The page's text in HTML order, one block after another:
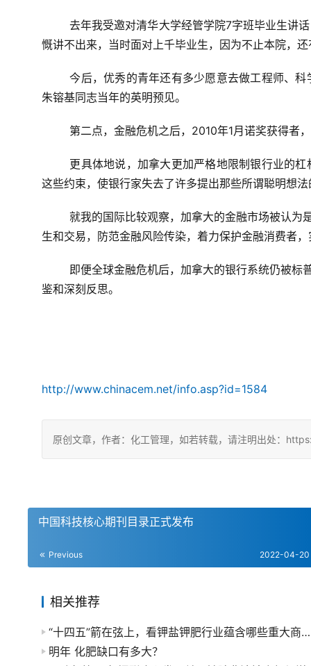
去年我受邀对清华大学经管学院7字班毕业生讲
慨讲不出来，当时面对上千毕业生，因为不止本院，
今后，优秀的青年还有多少愿意去做工程师、
朱镕基同志当年的英明预见。
第二点，金融危机之后，2010年1月诺奖获得者
更具体地说，加拿大更加严格地限制银行业的
这些约束，使银行家失去了许多提出那些所谓聪明想
就我的国际比较观察，加拿大的金融市场被认为
生和交易，防范金融风险传染，着力保护金融消费者
即便全球金融危机后，加拿大的银行系统仍被
鉴和深刻反思。
http://www.chinacem.net/info.asp?id=1584
原创文章，作者：化工管理，如若转载，请注明出处：
中国科技核心期刊目录正式发布
Previous 2022-04-20
相关推荐
“十四五”箭在弦上，看钾盐钾肥行业蕴含哪些重大商机？
明年 化肥缺口有多大？